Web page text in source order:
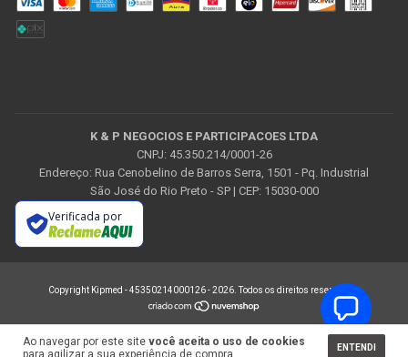
Ao navegar por este site você aceita o uso de cookies
para agilizar a sua experiência de compra.
ENTENDI
K & P NEGOCIOS E PARTICIPACOES LTDA
CNPJ: 45.350.214/0001-26
Endereço: Rua Cenobelino de Barros Serra, 1501 - Pq. Industrial
São José do Rio Preto - SP | CEP: 15030-000
Verificada por
Copyright Kipmed - 45350214000126 - 2026. Todos os direitos reservados.